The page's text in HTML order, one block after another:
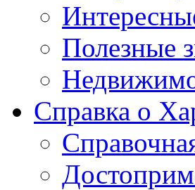
Полезные
Справка о